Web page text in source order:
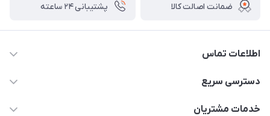
ضمانت اصالت کالا پشتیبانی ۲۴ ساعته
اطلاعات تماس
02177408855 و شماره واتس آپ 09126894295
دسترسی سریع
حساب کاربری
خدمات مشتریان